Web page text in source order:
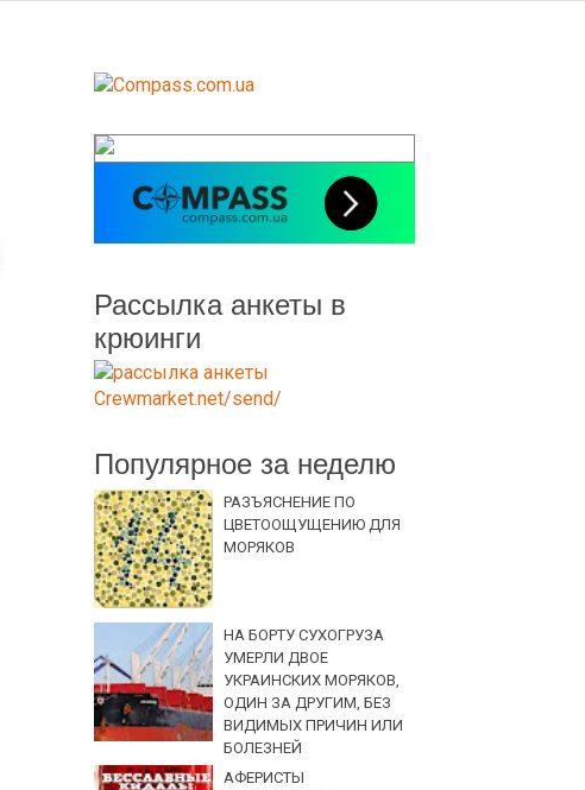
Рассылка анкеты в
крюинги
Популярное за неделю
РАЗЪЯСНЕНИЕ ПО
ЦВЕТООЩУЩЕНИЮ ДЛЯ
МОРЯКОВ
НА БОРТУ СУХОГРУЗА
УМЕРЛИ ДВОЕ
УКРАИНСКИХ МОРЯКОВ,
ОДИН ЗА ДРУГИМ, БЕЗ
ВИДИМЫХ ПРИЧИН ИЛИ
БОЛЕЗНЕЙ
АФЕРИСТЫ